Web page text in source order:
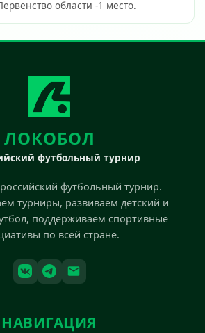
ЛОКОБОЛ
футбольный турнир
футбольный турнир.
турниры, развиваем детский и
поддерживаем спортивные
по всей стране.
НАВИГАЦИЯ